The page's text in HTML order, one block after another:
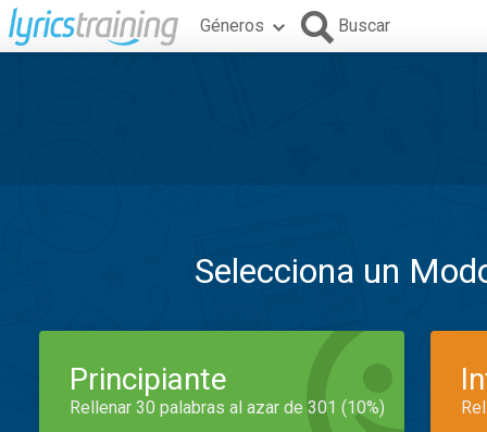
Géneros Buscar
Selecciona un
Principiante
Rellenar 30 palabras al azar de 301 (10%)